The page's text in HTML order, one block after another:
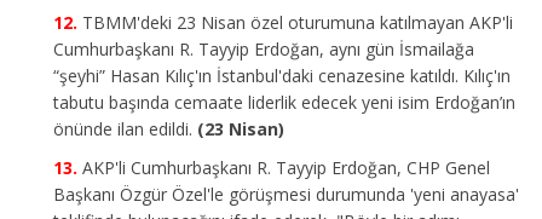
TBMM'deki 23 Nisan özel oturumuna katılmayan AKP'li
Cumhurbaşkanı R. Tayyip Erdoğan, aynı gün İsmailağa
“şeyhi” Hasan Kılıç'ın İstanbul'daki cenazesine katıldı. Kılıç'ın
tabutu başında cemaate liderlik edecek yeni isim Erdoğan’ın
önünde ilan edildi. (23 Nisan)
AKP'li Cumhurbaşkanı R. Tayyip Erdoğan, CHP Genel
Başkanı Özgür Özel'le görüşmesi durumunda 'yeni anayasa'